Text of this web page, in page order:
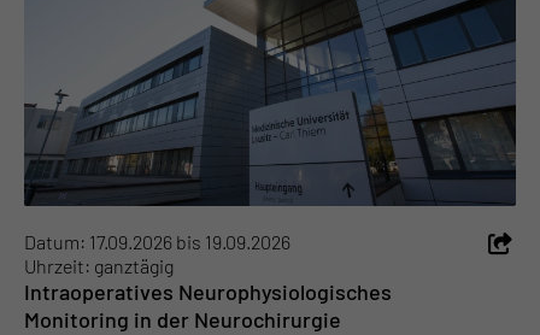
Datum: 17.09.2026 bis 19.09.2026
Uhrzeit: ganztägig
Intraoperatives Neurophysiologisches
Monitoring in der Neurochirurgie